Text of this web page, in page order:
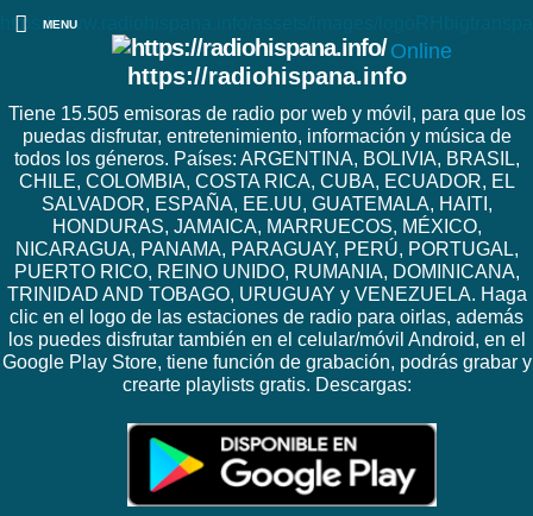
https://www.radiohispana.info/assets/images/
Online
https://radiohispana.info
Tiene 15.505 emisoras de radio por web y móvil, para que los
puedas disfrutar, entretenimiento, información y música de
todos los géneros. Países: ARGENTINA, BOLIVIA, BRASIL,
CHILE, COLOMBIA, COSTA RICA, CUBA, ECUADOR, EL
SALVADOR, ESPAÑA, EE.UU, GUATEMALA, HAITI,
HONDURAS, JAMAICA, MARRUECOS, MÉXICO,
NICARAGUA, PANAMA, PARAGUAY, PERÚ, PORTUGAL,
PUERTO RICO, REINO UNIDO, RUMANIA, DOMINICANA,
TRINIDAD AND TOBAGO, URUGUAY y VENEZUELA. Haga
clic en el logo de las estaciones de radio para oirlas, además
los puedes disfrutar también en el celular/móvil Android, en el
Google Play Store, tiene función de grabación, podrás grabar y
crearte playlists gratis. Descargas:
MENU